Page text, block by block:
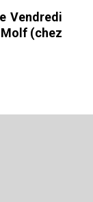
Vendredi
(chez